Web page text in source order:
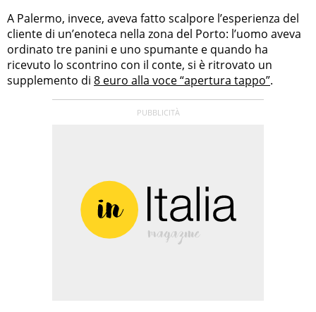
A Palermo, invece, aveva fatto scalpore l’esperienza del
cliente di un’enoteca nella zona del Porto: l’uomo aveva
ordinato tre panini e uno spumante e quando ha
ricevuto lo scontrino con il conte, si è ritrovato un
supplemento di 8 euro alla voce “apertura tappo”.